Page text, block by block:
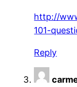
http://
101-
Reply